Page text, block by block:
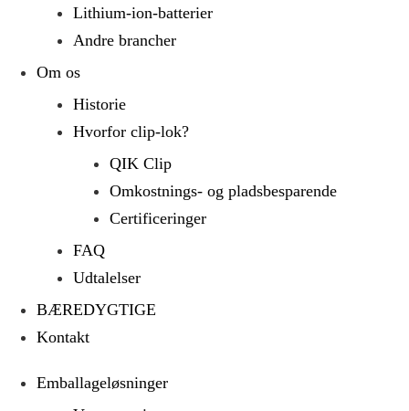
Lithium-ion-batterier
Andre brancher
Om os
Historie
Hvorfor clip-lok?
QIK Clip
Omkostnings- og pladsbesparende
Certificeringer
FAQ
Udtalelser
BÆREDYGTIGE
Kontakt
Emballageløsninger